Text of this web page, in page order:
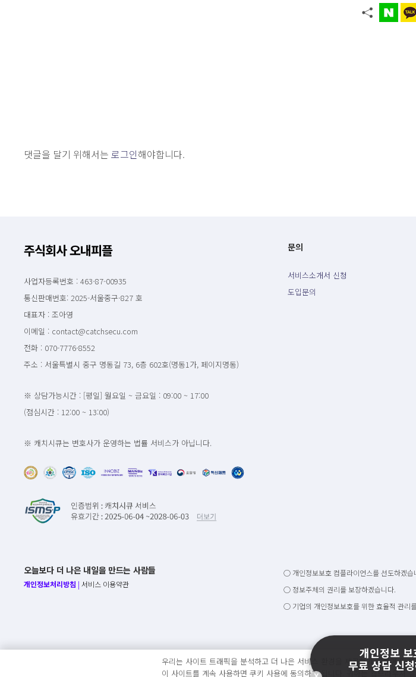
댓글을 달기 위해서는 로그인해야합니다.
주식회사 오내피플
사업자등록번호 : 463-87-00935
통신판매번호: 2025-서울중구-827 호
대표자 : 조아영
이메일 : contact@catchsecu.com
전화 : 070-7776-8552
주소 : 서울특별시 중구 명동길 73, 6층 602호(명동1가, 페이지명동)
※ 상담가능시간 : [평일] 월요일 ~ 금요일 : 09:00 ~ 17:00
(점심시간 : 12:00 ~ 13:00)
※ 캐치시큐는 변호사가 운영하는 법률 서비스가 아닙니다.
문의
서비스소개서 신청
도입문의
오늘보다 더 나은 내일을 만드는 사람들
개인정보처리방침 | 서비스 이용약관
○ 개인정보보호 컴플라이언스를 선도하겠습
○ 정보주체의 권리를 보장하겠습니다.
○ 기업의 개인정보보호를 위한 효율적 관리
우리는 사이트 트래픽을 분석하고 더 나은 서비스 환경을 제공하기 위하여 필
이 사이트를 계속 사용하면 쿠키 사용에 동의하게 됩니다. 귀하는 웹브라우져
개인정보 보
무료 상담 신